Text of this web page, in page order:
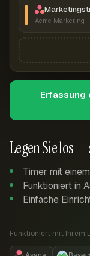
Legen Sie los
Timer mit
Funktioniert in
Einfache
Funktioniert mit Ihrem
Acme Marketing
Erfassung